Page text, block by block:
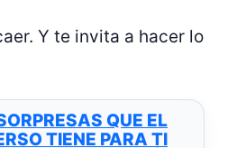
Y te invita a hacer lo
QUE EL
TIENE PARA TI